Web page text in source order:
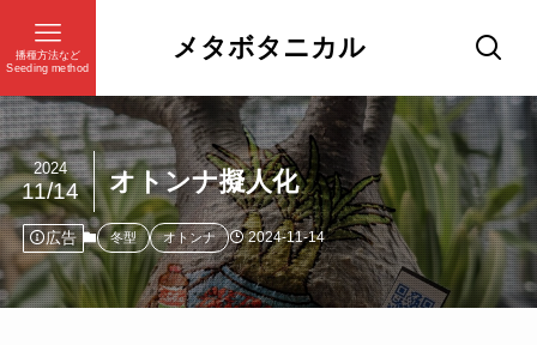
メタボタニカル
播種方法など
Seeding method
オトンナ擬人化
2024
11/14
広告 冬型 オトンナ 2024-11-14